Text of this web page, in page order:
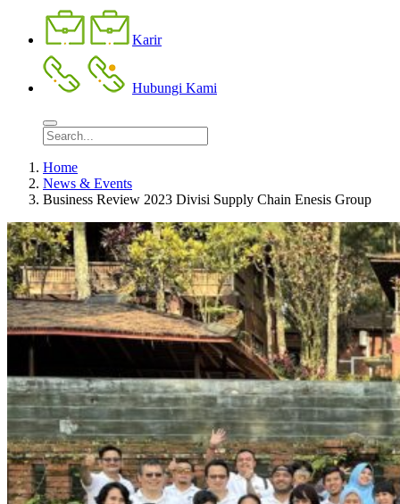
Karir
Hubungi Kami
Home
News & Events
Business Review 2023 Divisi Supply Chain Enesis Group